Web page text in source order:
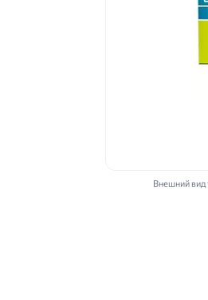
Внешний вид